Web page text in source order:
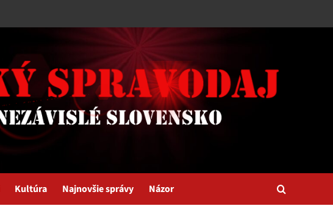
Kultúra Najnovšie správy Názor